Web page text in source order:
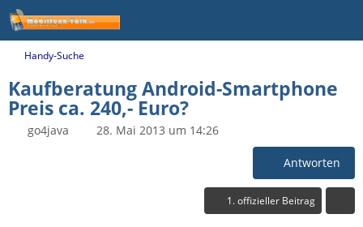
Handy-Suche
Kaufberatung Android-Smartphone
Preis ca. 240,- Euro?
go4java 28. Mai 2013 um 14:26
Antworten
1. offizieller Beitrag